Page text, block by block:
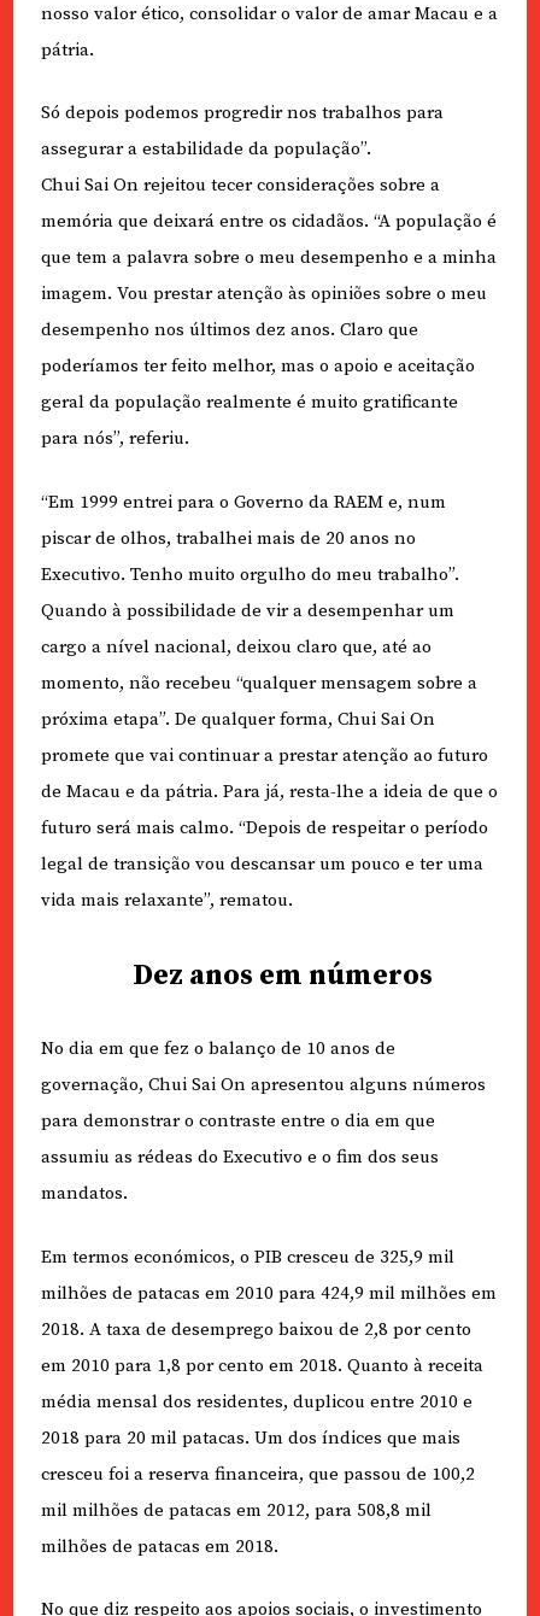
nosso valor ético, consolidar o valor de amar Macau e a
pátria.
Só depois podemos progredir nos trabalhos para
assegurar a estabilidade da população”.
Chui Sai On rejeitou tecer considerações sobre a
memória que deixará entre os cidadãos. “A população é
que tem a palavra sobre o meu desempenho e a minha
imagem. Vou prestar atenção às opiniões sobre o meu
desempenho nos últimos dez anos. Claro que
poderíamos ter feito melhor, mas o apoio e aceitação
geral da população realmente é muito gratificante
para nós”, referiu.
“Em 1999 entrei para o Governo da RAEM e, num
piscar de olhos, trabalhei mais de 20 anos no
Executivo. Tenho muito orgulho do meu trabalho”.
Quando à possibilidade de vir a desempenhar um
cargo a nível nacional, deixou claro que, até ao
momento, não recebeu “qualquer mensagem sobre a
próxima etapa”. De qualquer forma, Chui Sai On
promete que vai continuar a prestar atenção ao futuro
de Macau e da pátria. Para já, resta-lhe a ideia de que o
futuro será mais calmo. “Depois de respeitar o período
legal de transição vou descansar um pouco e ter uma
vida mais relaxante”, rematou.
Dez anos em números
No dia em que fez o balanço de 10 anos de
governação, Chui Sai On apresentou alguns números
para demonstrar o contraste entre o dia em que
assumiu as rédeas do Executivo e o fim dos seus
mandatos.
Em termos económicos, o PIB cresceu de 325,9 mil
milhões de patacas em 2010 para 424,9 mil milhões em
2018. A taxa de desemprego baixou de 2,8 por cento
em 2010 para 1,8 por cento em 2018. Quanto à receita
média mensal dos residentes, duplicou entre 2010 e
2018 para 20 mil patacas. Um dos índices que mais
cresceu foi a reserva financeira, que passou de 100,2
mil milhões de patacas em 2012, para 508,8 mil
milhões de patacas em 2018.
No que diz respeito aos apoios sociais, o investimento